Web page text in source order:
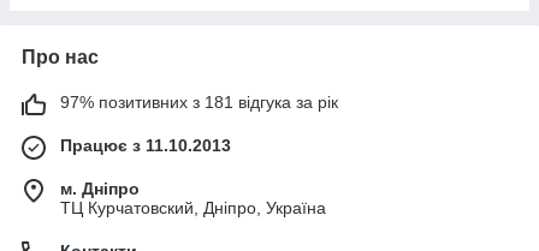
Про нас
97% позитивних з 181 відгука за рік
Працює з 11.10.2013
м. Дніпро
ТЦ Курчатовский, Дніпро, Україна